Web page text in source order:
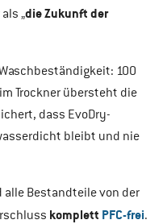
„die Zukunft der
100
Trockner übersteht die
dass EvoDry-
bleibt und nie
Bestandteile von der
komplett PFC-frei.